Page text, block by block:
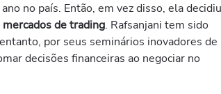
no país. Então, em vez disso, ela decidiu
mercados de trading. Rafsanjani tem sido
por seus seminários inovadores de
decisões financeiras ao negociar no